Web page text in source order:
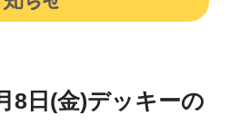
8日(金)デッキーの